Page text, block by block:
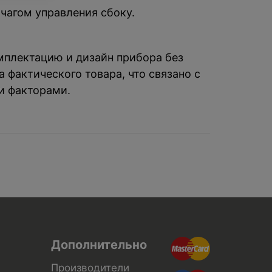
управления сбоку.
и дизайн прибора без
товара, что связано с
факторами.
Дополнительно
Производители